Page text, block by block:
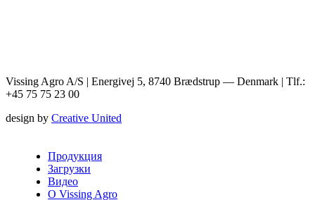
Vissing Agro A/S | Energivej 5, 8740 Brædstrup — Denmark | Tlf.:
+45 75 75 23 00
design by Creative United
Продукция
Загрузки
Видео
О Vissing Agro